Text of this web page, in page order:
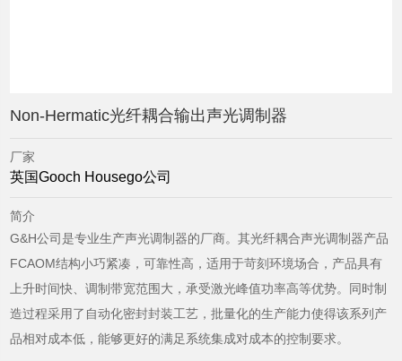
Non-Hermatic光纤耦合输出声光调制器
厂家
英国Gooch Housego公司
简介
G&H公司是专业生产声光调制器的厂商。其光纤耦合声光调制器产品
FCAOM结构小巧紧凑，可靠性高，适用于苛刻环境场合，产品具有
上升时间快、调制带宽范围大，承受激光峰值功率高等优势。同时制
造过程采用了自动化密封封装工艺，批量化的生产能力使得该系列产
品相对成本低，能够更好的满足系统集成对成本的控制要求。